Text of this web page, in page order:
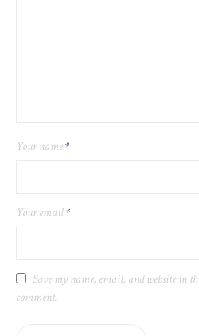
Your name*
Your email*
Save my name, email, and website in
comment.